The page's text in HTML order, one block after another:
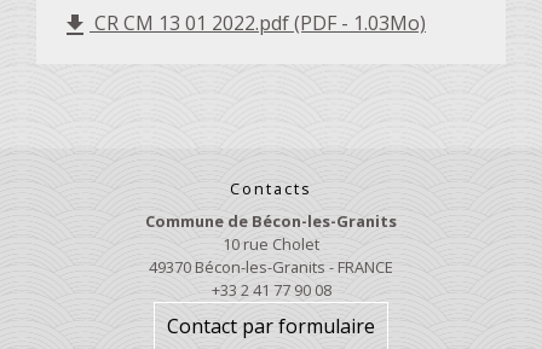
file_download CR CM 13 01 2022.pdf (PDF - 1.03Mo)
Contacts
Commune de Bécon-les-Granits
10 rue Cholet
49370 Bécon-les-Granits - FRANCE
+33 2 41 77 90 08
Contact par formulaire